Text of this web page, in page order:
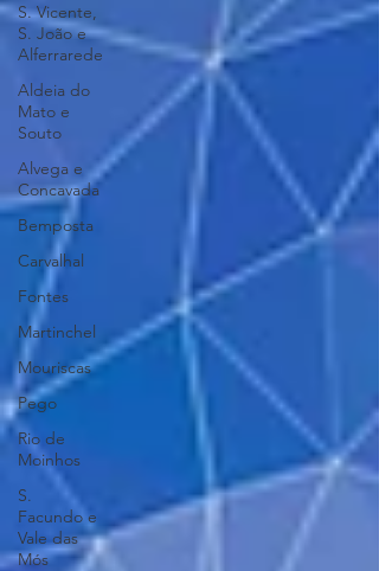
S. Vicente,
S. João e
Alferrarede
Aldeia do
Mato e
Souto
Alvega e
Concavada
Bemposta
Carvalhal
Fontes
Martinchel
Mouriscas
Pego
Rio de
Moinhos
S.
Facundo e
Vale das
Mós